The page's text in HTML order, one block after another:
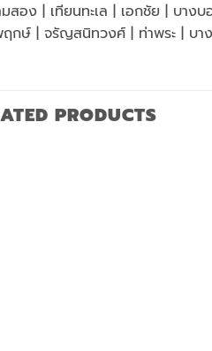
มสอง | เทียนทะเล | เอกชัย | บา
กษ์ | จรัญสนิทวงศ์ | ท่าพระ | บา
PRODUCTS